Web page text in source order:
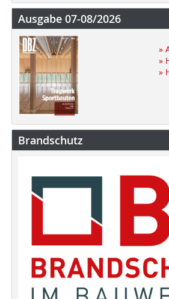
Ausgabe 07-08/2026
»
»
»
Brandschutz